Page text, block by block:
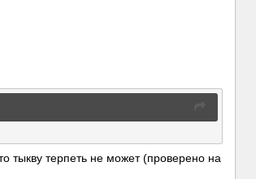
тыкву терпеть не может (проверено на